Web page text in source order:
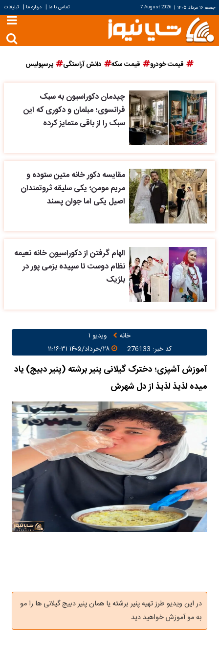
جمعه ۱۶ مرداد ۱۴۰۵ |
7 August 2026 تماس با ما | درباره ما | تبلیغات
قیمت خودرو قیمت سکه دانش آراستگی پرسپولیس
چیدمان دکوراسیون به سبک
فرانسوی؛ مبلمان و دکوری که این
سبک را از باقی متمایز کرده
مقایسه دکور خانه متین ستوده و
مریم مومن؛ یکی سلیقه ثروتمندان
اصیل یکی اما جوان پسند
الهام گرفتن از دکوراسیون خانه نعیمه
نظام دوست تا سپیده بزمی پور در
بلژیک
خانه
ویدیو ۱
کد خبر: 276133
۲۸/خرداد/۱۴۰۵ ۱۱:۱۶:۳۱
آموزش آشپزی؛ دخترک گیلانی پنیر برشته (پنیر دبیج) یاد
میده لذیذ لذیذ از دل شهرش
در این ویدیو طرز تهیه پنیر برشته یا همان پنیر دبیج گیلانی ها را مو
به مو آموزش خواهید دید